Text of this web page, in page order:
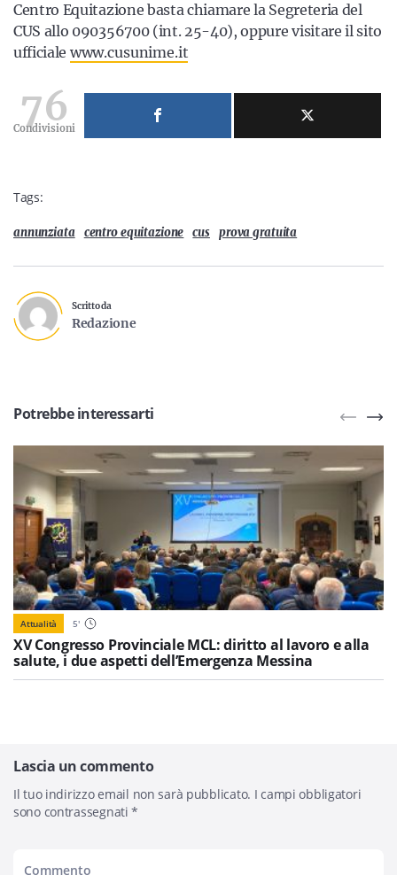
Centro Equitazione basta chiamare la Segreteria del
CUS allo 090356700 (int. 25-40), oppure visitare il sito
ufficiale www.cusunime.it
76
Condivisioni
Tags:
annunziata centro equitazione cus prova gratuita
Scritto da
Redazione
Potrebbe interessarti
Attualità 5'
XV Congresso Provinciale MCL: diritto al lavoro e alla
salute, i due aspetti dell’Emergenza Messina
Lascia un commento
Il tuo indirizzo email non sarà pubblicato. I campi obbligatori
sono contrassegnati*